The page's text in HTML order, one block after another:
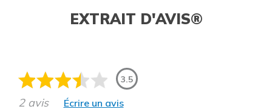
EXTRAIT D'AVIS®
3.5
2 avis Écrire un avis